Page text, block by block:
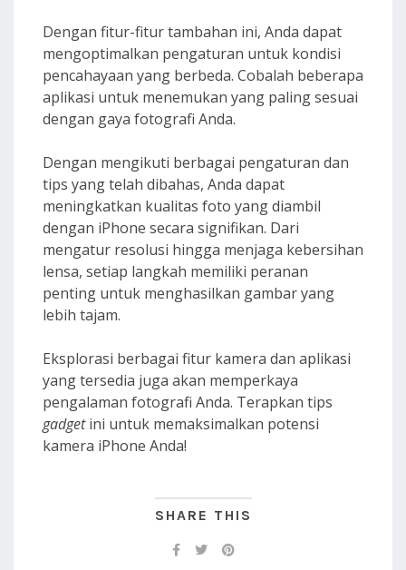
Dengan fitur-fitur tambahan ini, Anda dapat
mengoptimalkan pengaturan untuk kondisi
pencahayaan yang berbeda. Cobalah beberapa
aplikasi untuk menemukan yang paling sesuai
dengan gaya fotografi Anda.
Dengan mengikuti berbagai pengaturan dan
tips yang telah dibahas, Anda dapat
meningkatkan kualitas foto yang diambil
dengan iPhone secara signifikan. Dari
mengatur resolusi hingga menjaga kebersihan
lensa, setiap langkah memiliki peranan
penting untuk menghasilkan gambar yang
lebih tajam.
Eksplorasi berbagai fitur kamera dan aplikasi
yang tersedia juga akan memperkaya
pengalaman fotografi Anda. Terapkan tips
gadgetini untuk memaksimalkan potensi
kamera iPhone Anda!
SHARE THIS